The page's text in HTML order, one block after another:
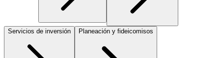
Servicios de inversión Planeación y fideicomisos